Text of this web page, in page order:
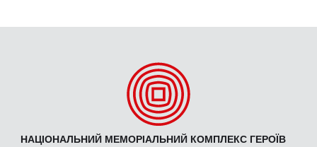
НАЦІОНАЛЬНИЙ МЕМОРІАЛЬНИЙ КОМПЛЕКС ГЕРОЇВ